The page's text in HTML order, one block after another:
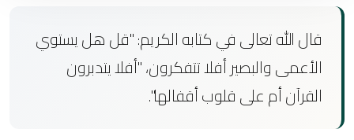
قال الله تعالى في كتابه الكريم: "قل هل يستوي
الأعمى والبصير أفلا تتفكرون، "أفلا يتدبرون
القرآن أم على قلوب أقفالها".